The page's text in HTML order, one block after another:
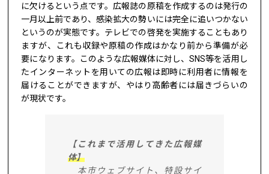
に欠けるという点です。広報誌の原稿を作成するのは発行の
一月以上前であり、感染拡大の勢いには完全に追いつかない
というのが実態です。テレビでの啓発を実施することもあり
ますが、これも収録や原稿の作成はかなり前から準備が必
要になります。このような広報媒体に対し、SNS等を活用し
たインターネットを用いての広報は即時に利用者に情報を
届けることができますが、やはり高齢者には届きづらいの
が現状です。
【これまで活用してきた広報媒
体】
本市ウェブサイト、特設サイ